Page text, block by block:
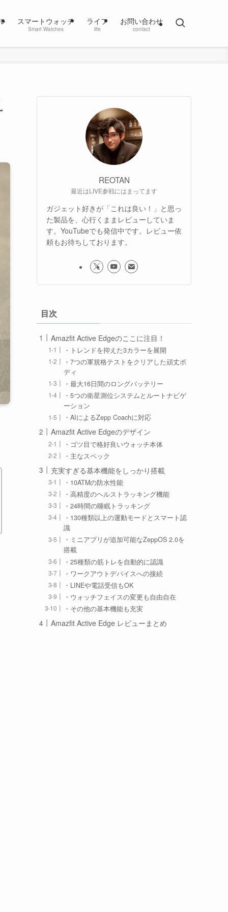
スマートウォッチ
Smart Watches
ライフ
life
お問い合わせ
contact
REOTAN
最近はLIVE参戦にはまってます
ガジェット好きが「これは良い！」と思っ
た製品を、心行くままレビューしていま
す。YouTubeでも発信中です。レビュー依
頼もお待ちしております。
目次
Amazfit Active Edgeのここに注目！
・トレンドを抑えた3カラーを展開
・7つの軍規格テストをクリアした頑丈ボ
ディ
・最大16日間のロングバッテリー
・5つの衛星測位システムとルートナビゲ
ーション
・AIによるZepp Coachに対応
Amazfit Active Edgeのデザイン
・ゴツ目で格好良いウォッチ本体
・主なスペック
充実すぎる基本機能をしっかり搭載
・10ATMの防水性能
・高精度のヘルストラッキング機能
・24時間の睡眠トラッキング
・130種類以上の運動モードとスマート認
識
・ミニアプリが追加可能なZeppOS 2.0を
搭載
・25種類の筋トレを自動的に認識
・ワークアウトデバイスへの接続
・LINEや電話受信もOK
・ウォッチフェイスの変更も自由自在
・その他の基本機能も充実
Amazfit Active Edge レビューまとめ